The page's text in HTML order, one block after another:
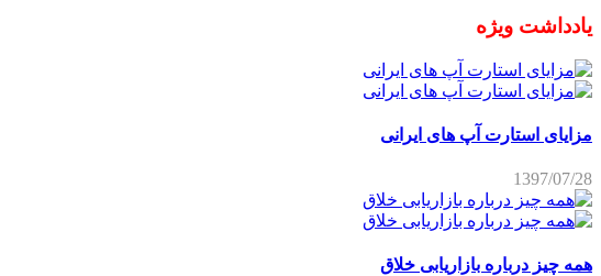
یادداشت ویژه
مزایای استارت آپ های ایرانی
1397/07/28
همه چیز درباره بازاریابی خلاق